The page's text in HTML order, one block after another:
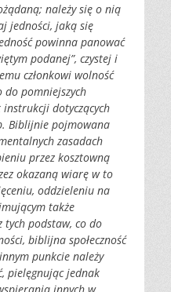
należy się o nią
jedności, jaką się
powinna panować
podanej”, czystej i
członkowi wolność
do pomniejszych
dotyczących
Biblijnie pojmowana
zasadach
przez kosztowną
okazaną wiarę w to
oddzieleniu na
także
tych podstaw, co do
biblijna społeczność
punkcie należy
pielęgnując jednak
innych w